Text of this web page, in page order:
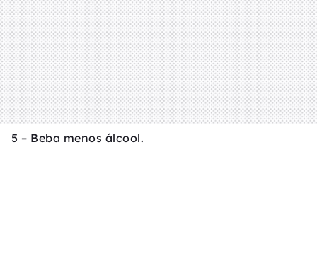
5 – Beba menos álcool.